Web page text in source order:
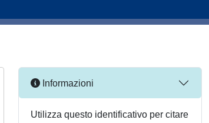
Informazioni
Utilizza questo identificativo per citare